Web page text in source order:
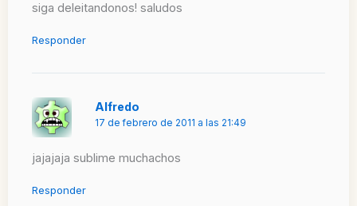
siga deleitandonos! saludos
Responder
Alfredo
17 de febrero de 2011 a las 21:49
jajajaja sublime muchachos
Responder